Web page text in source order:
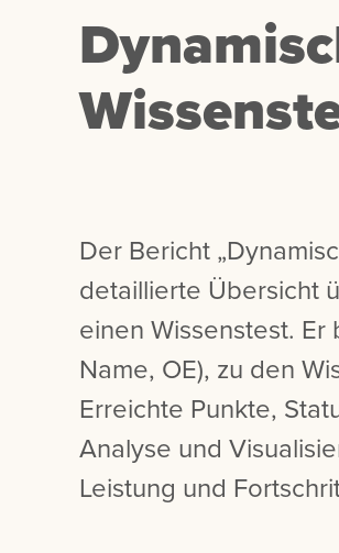
Der Bericht
detaillierte Übersicht
einen Wissenstest.
Name, OE), zu den
Erreichte Punkte,
Analyse und
Leistung und